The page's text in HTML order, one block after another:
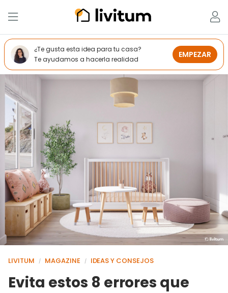
LIVITUM / MAGAZINE / IDEAS Y CONSEJOS
Evita estos 8 errores que
¿Te gusta esta idea para tu casa?
Te ayudamos a hacerla realidad
EMPEZAR